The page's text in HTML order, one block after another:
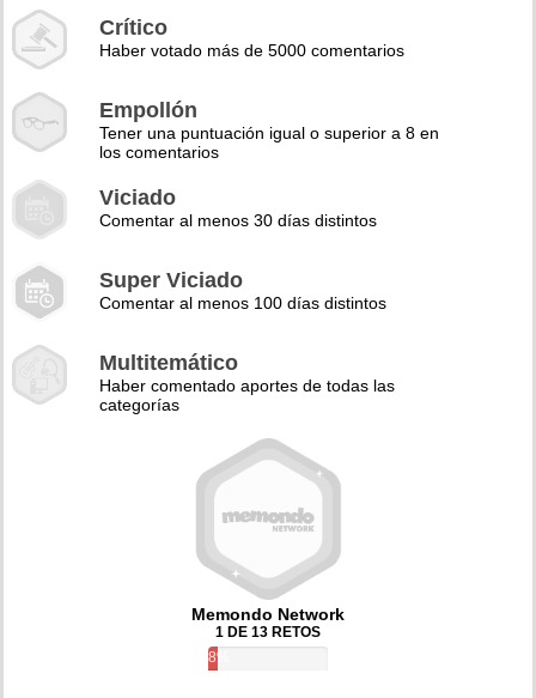
Crítico
Haber votado más de 5000 comentarios
Empollón
Tener una puntuación igual o superior a 8 en
los comentarios
Viciado
Comentar al menos 30 días distintos
Super Viciado
Comentar al menos 100 días distintos
Multitemático
Haber comentado aportes de todas las
categorías
Memondo Network
1 DE 13 RETOS
8%